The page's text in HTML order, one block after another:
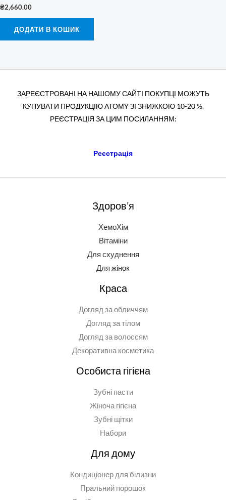
₴2,660.00
ДОДАТИ В КОШИК
ЗАРЕЄСТРОВАНІ НА НАШОМУ САЙТІ ПОКУПЦІ МОЖУТЬ
КУПУВАТИ ПРОДУКЦІЮ АТОМY ЗІ ЗНИЖКОЮ 10-20 %.
РЕЄСТРАЦІЯ ЗА ЦИМ ПОСИЛАННЯМ:
Реєстрація
Здоров’я
ХемоХім
Вітаміни
Для схуднення
Для жінок
Краса
Догляд за обличчям
Догляд за тілом
Догляд за волоссям
Декоративна косметика
Особиста гігієна
Зубні пасти
Жіноча гігієна
Зубні щітки
Набори
Для дому
Кондиціонер для білизни
Пральний порошок